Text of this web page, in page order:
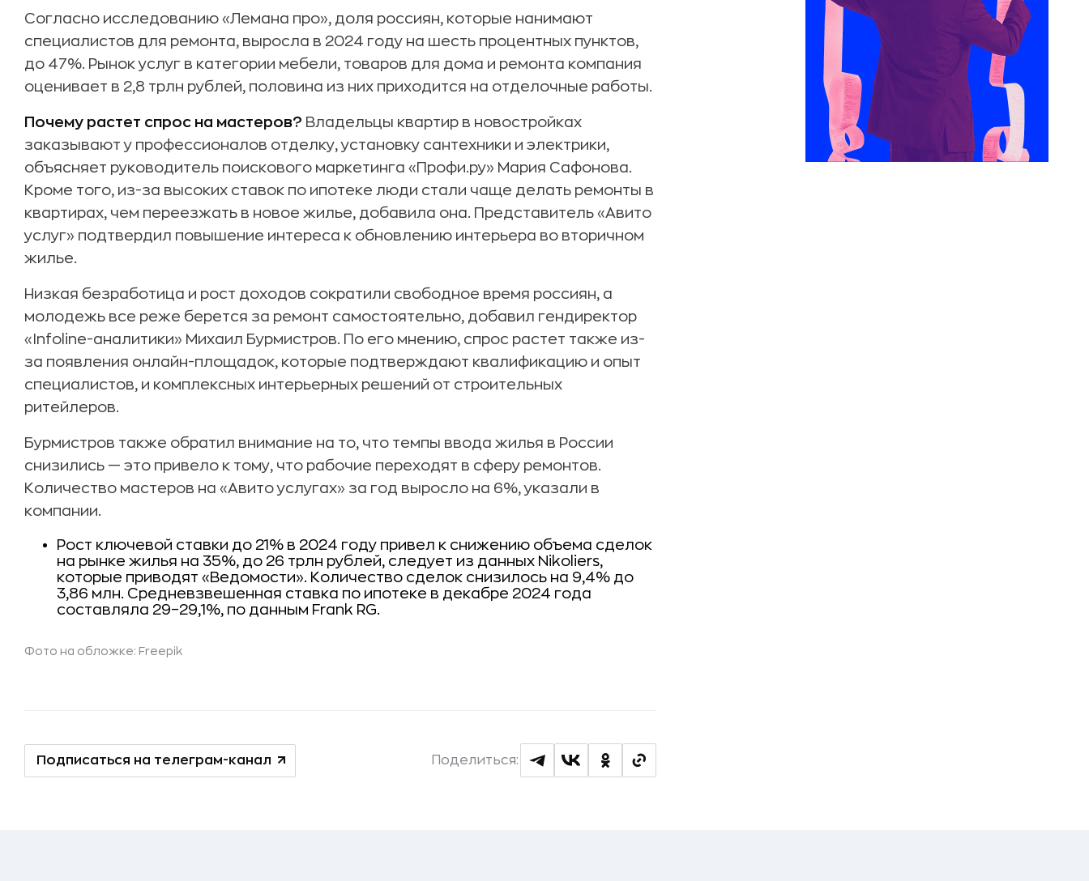
Согласно исследованию «Лемана про», доля россиян, которые нанимают
специалистов для ремонта, выросла в 2024 году на шесть процентных пунктов,
до 47%. Рынок услуг в категории мебели, товаров для дома и ремонта компания
оценивает в 2,8 трлн рублей, половина из них приходится на отделочные работы.
Почему растет спрос на мастеров? Владельцы квартир в новостройках
заказывают у профессионалов отделку, установку сантехники и электрики,
объясняет руководитель поискового маркетинга «Профи.ру» Мария Сафонова.
Кроме того, из-за высоких ставок по ипотеке люди стали чаще делать ремонты в
квартирах, чем переезжать в новое жилье, добавила она. Представитель «Авито
услуг» подтвердил повышение интереса к обновлению интерьера во вторичном
жилье.
Низкая безработица и рост доходов сократили свободное время россиян, а
молодежь все реже берется за ремонт самостоятельно, добавил гендиректор
«Infoline-аналитики» Михаил Бурмистров. По его мнению, спрос растет также из-
за появления онлайн-площадок, которые подтверждают квалификацию и опыт
специалистов, и комплексных интерьерных решений от строительных
ритейлеров.
Бурмистров также обратил внимание на то, что темпы ввода жилья в России
снизились — это привело к тому, что рабочие переходят в сферу ремонтов.
Количество мастеров на «Авито услугах» за год выросло на 6%, указали в
компании.
Рост ключевой ставки до 21% в 2024 году привел к снижению объема сделок
на рынке жилья на 35%, до 26 трлн рублей, следует из данных Nikoliers,
которые приводят «Ведомости». Количество сделок снизилось на 9,4% до
3,86 млн. Средневзвешенная ставка по ипотеке в декабре 2024 года
составляла 29–29,1%, по данным Frank RG.
Фото на обложке: Freepik
Подписаться на телеграм-канал Поделиться: